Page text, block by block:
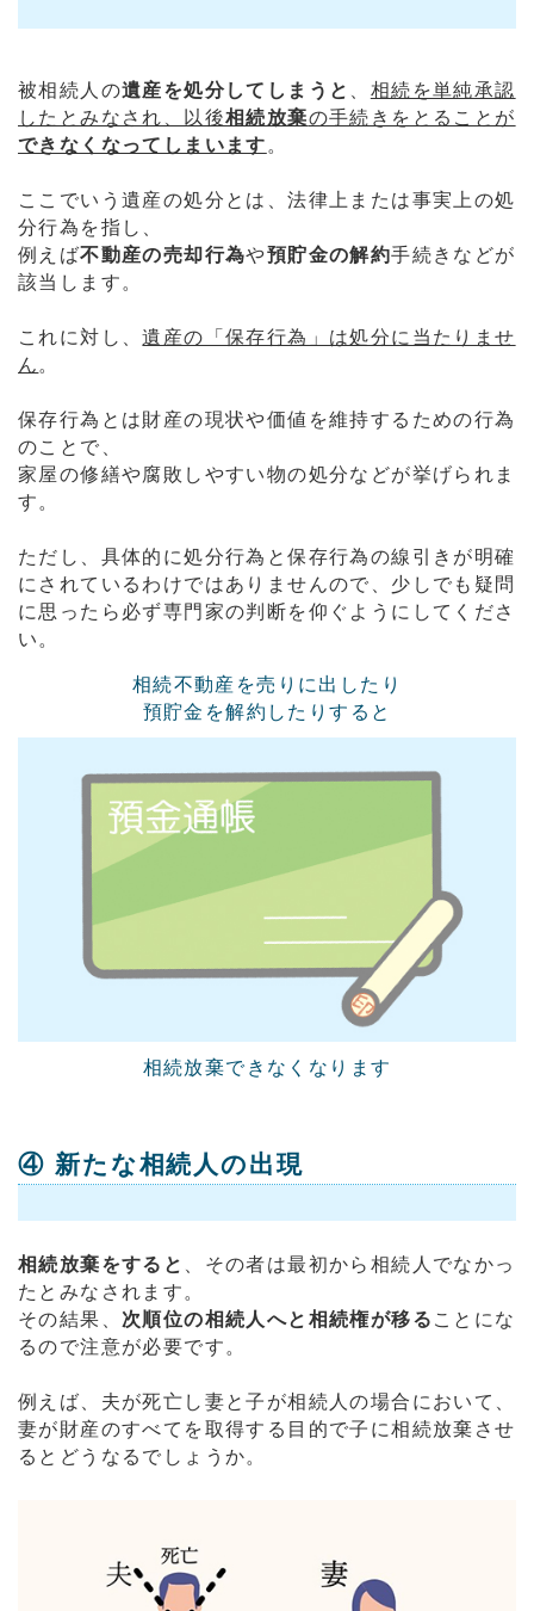
被相続人の遺産を処分してしまうと
相続を単純承認
したとみなされ、以後相続放棄の手続きをとることが
できなくなってしまいます 。
ここでいう遺産の処分とは、法律上または事実上の処
分行為を指し、
例えば不動産の売却行為や預貯金の解約手続きなどが
該当します。
これに対し、遺産の「保存行為」は処分に当たりませ
ん 。
保存行為とは財産の現状や価値を維持するための行為
のことで、
家屋の修繕や腐敗しやすい物の処分などが挙げられま
す。
ただし、具体的に処分行為と保存行為の線引きが明確
にされているわけではありませんので、少しでも疑問
に思ったら必ず専門家の判断を仰ぐようにしてくださ
い。
相続不動産を売りに出したり
預貯金を解約したりすると
相続放棄できなくなります
④ 新たな相続人の出現
相続放棄をすると
、その者は最初から相続人でなかっ
たとみなされます。
その結果、 次順位の相続人へと相続権が移る ことにな
るので注意が必要です。
例えば、夫が死亡し妻と子が相続人の場合において、
妻が財産のすべてを取得する目的で子に相続放棄させ
るとどうなるでしょうか。